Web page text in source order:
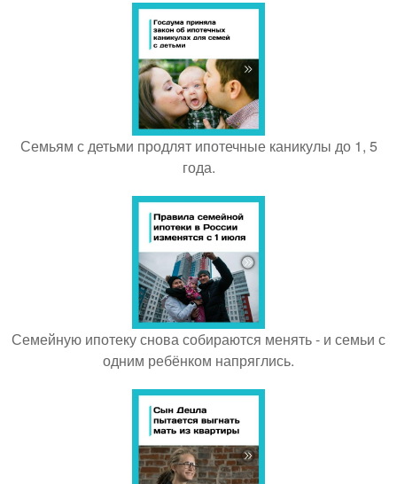
Семьям с детьми продлят ипотечные каникулы до 1, 5
года.
Семейную ипотеку снова собираются менять - и семьи с
одним ребёнком напряглись.